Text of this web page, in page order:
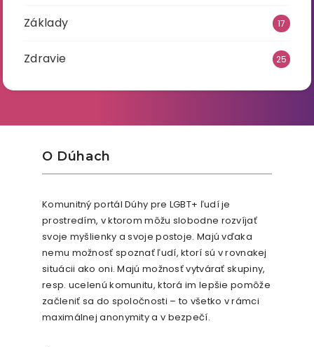
Základy 17
Zdravie 25
O Dúhach
Komunitný portál Dúhy pre LGBT+ ľudí je
prostredím, v ktorom môžu slobodne rozvíjať
svoje myšlienky a svoje postoje. Majú vďaka
nemu možnosť spoznať ľudí, ktorí sú v rovnakej
situácii ako oni. Majú možnosť vytvárať skupiny,
resp. ucelenú komunitu, ktorá im lepšie pomôže
začleniť sa do spoločnosti – to všetko v rámci
maximálnej anonymity a v bezpečí.